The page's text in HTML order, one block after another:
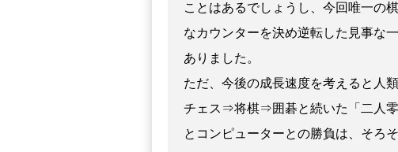
ことはあるでしょうし、今回唯一の
なカウンターを決め逆転した見事な
ありました。
ただ、今後の成長速度を考えると人
チェス⇒将棋⇒囲碁と続いた「二人
とコンピューターとの勝負は、そろ